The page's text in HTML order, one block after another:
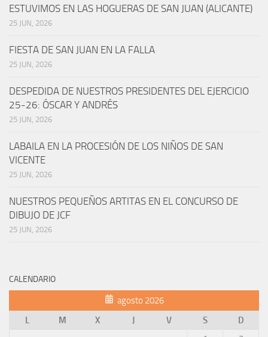
ESTUVIMOS EN LAS HOGUERAS DE SAN JUAN (ALICANTE)
25 JUN, 2026
FIESTA DE SAN JUAN EN LA FALLA
25 JUN, 2026
DESPEDIDA DE NUESTROS PRESIDENTES DEL EJERCICIO
25-26: ÓSCAR Y ANDRÉS
25 JUN, 2026
LABAILA EN LA PROCESIÓN DE LOS NIÑOS DE SAN
VICENTE
25 JUN, 2026
NUESTROS PEQUEÑOS ARTITAS EN EL CONCURSO DE
DIBUJO DE JCF
25 JUN, 2026
CALENDARIO
agosto 2026
L
M X J V S
D